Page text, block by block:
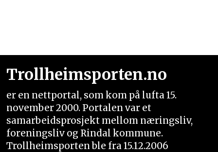
Trollheimsporten.no
er en nettportal, som kom på lufta 15.
november 2000. Portalen var et
samarbeidsprosjekt mellom næringsliv,
foreningsliv og Rindal kommune.
Trollheimsporten ble fra 15.12.2006